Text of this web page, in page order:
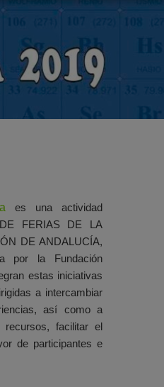
es una actividad
FERIAS DE LA
DE ANDALUCÍA,
por la Fundación
estas iniciativas
a intercambiar
así como a
facilitar el
de participantes e